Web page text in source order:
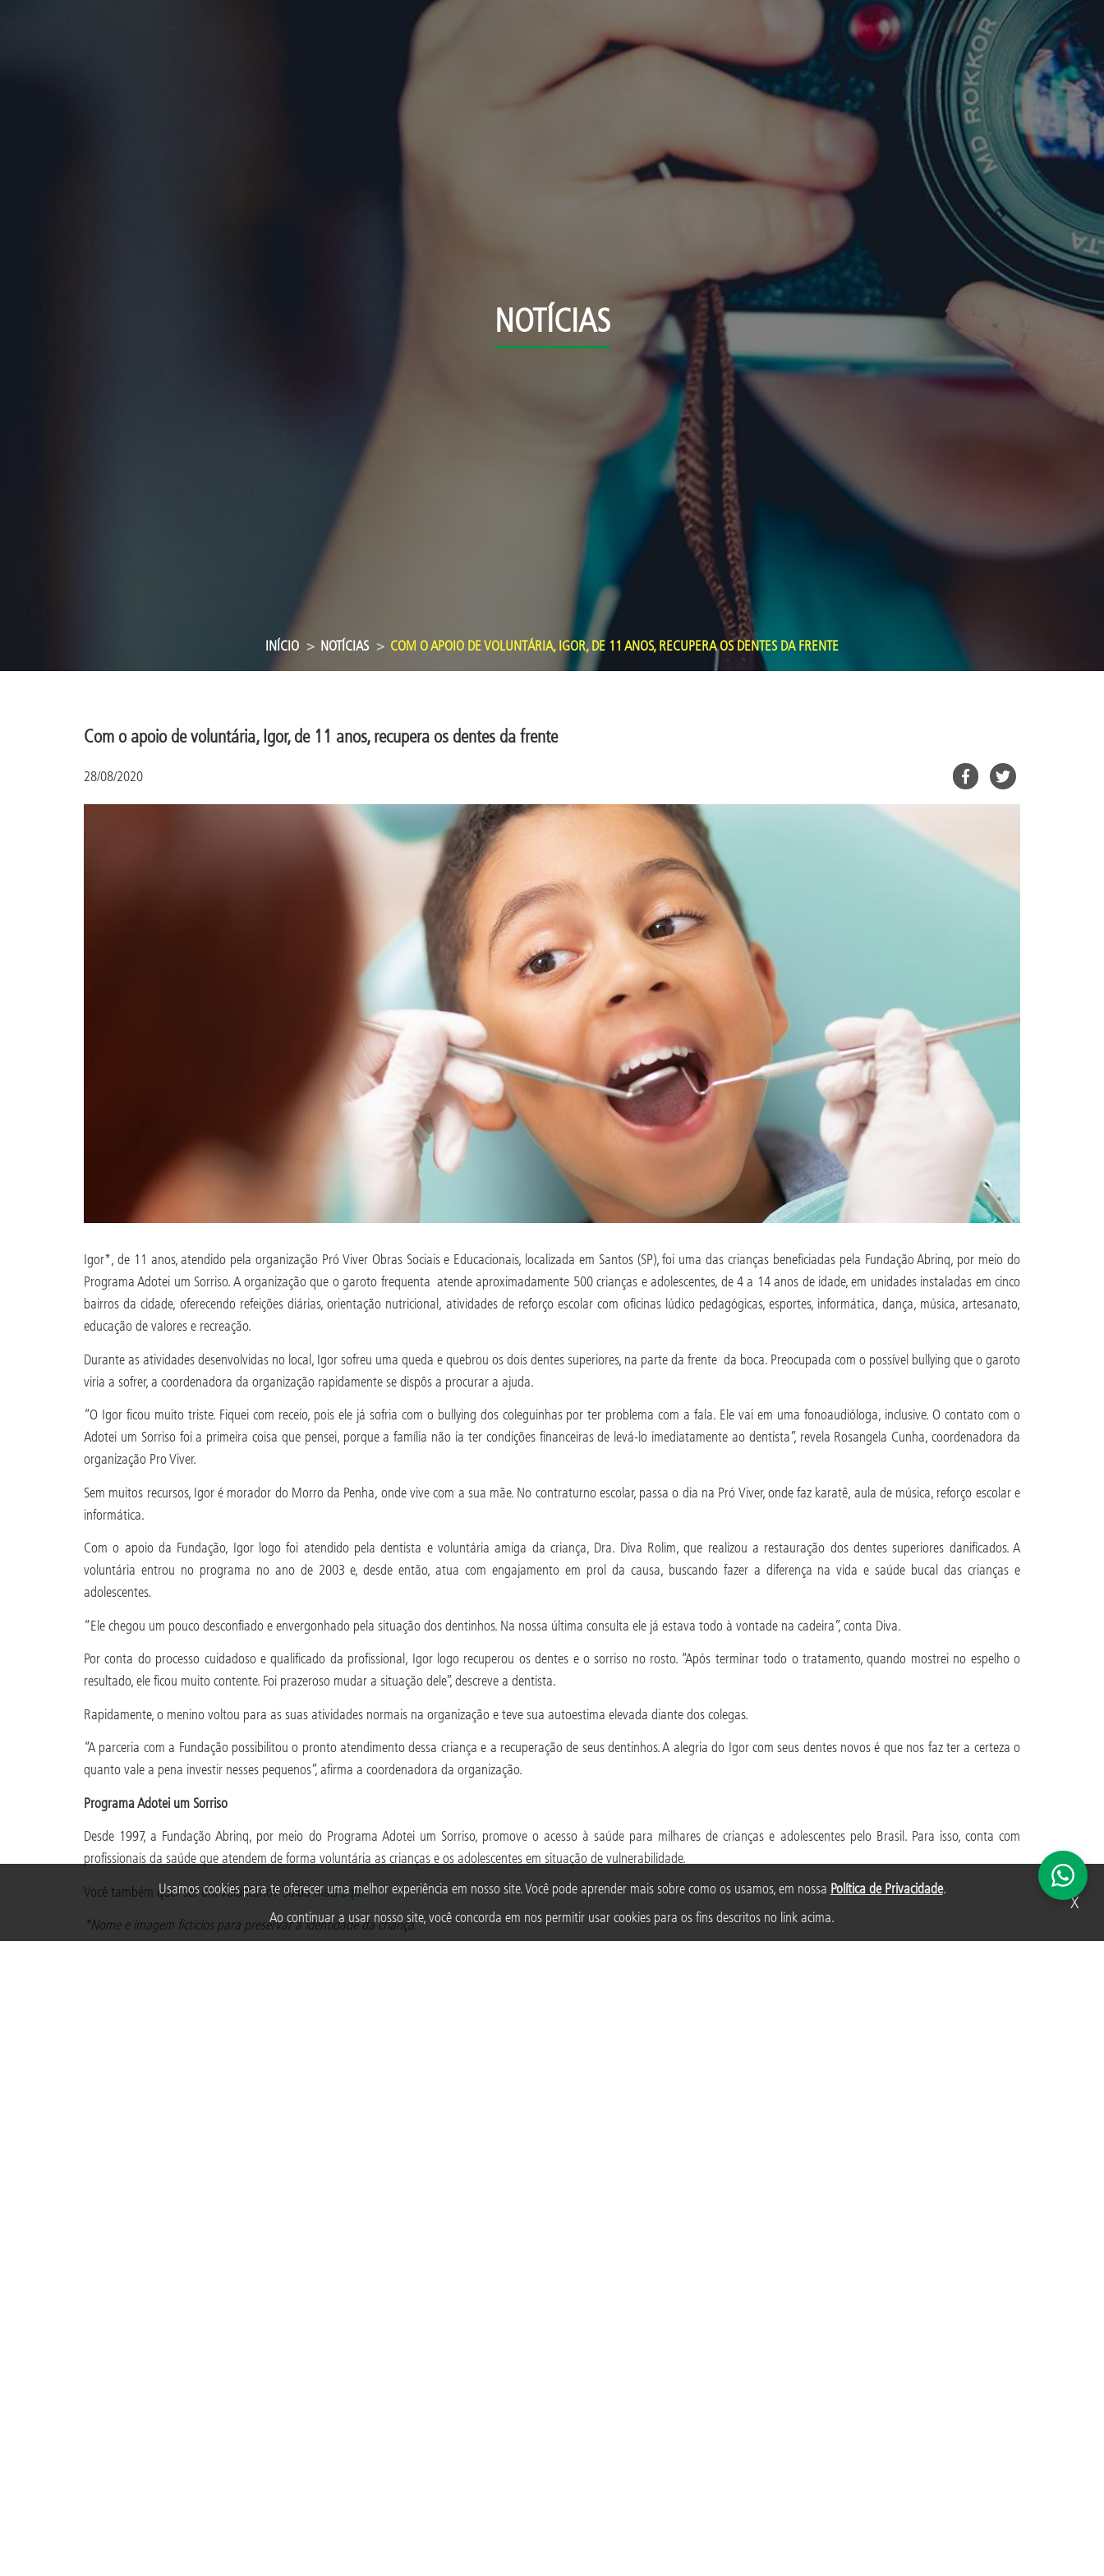
NOTÍCIAS
INÍCIO NOTÍCIAS COM O APOIO DE VOLUNTÁRIA, IGOR, DE 11 ANOS, RECUPERA OS DENTES DA FRENTE
Com o apoio de voluntária, Igor, de 11 anos, recupera os dentes da frente
Usamos cookies para te oferecer uma melhor experiência em nosso site. Você pode aprender mais sobre como os usamos, em nossa Política de Privacidade.
Ao continuar a usar nosso site, você concorda em nos permitir usar cookies para os fins descritos no link acima.
X
28/08/2020
Igor*, de 11 anos, atendido pela organização Pró Viver Obras Sociais e Educacionais, localizada em Santos (SP), foi uma das crianças beneficiadas pela Fundação Abrinq, por meio do
Programa Adotei um Sorriso. A organização que o garoto frequenta atende aproximadamente 500 crianças e adolescentes, de 4 a 14 anos de idade, em unidades instaladas em cinco
bairros da cidade, oferecendo refeições diárias, orientação nutricional, atividades de reforço escolar com oficinas lúdico pedagógicas, esportes, informática, dança, música, artesanato,
educação de valores e recreação.
Durante as atividades desenvolvidas no local, Igor sofreu uma queda e quebrou os dois dentes superiores, na parte da frente da boca. Preocupada com o possível bullying que o garoto
viria a sofrer, a coordenadora da organização rapidamente se dispôs a procurar a ajuda.
“O Igor ficou muito triste. Fiquei com receio, pois ele já sofria com o bullying dos coleguinhas por ter problema com a fala. Ele vai em uma fonoaudióloga, inclusive. O contato com o
Adotei um Sorriso foi a primeira coisa que pensei, porque a família não ia ter condições financeiras de levá-lo imediatamente ao dentista”, revela Rosangela Cunha, coordenadora da
organização Pro Viver.
Sem muitos recursos, Igor é morador do Morro da Penha, onde vive com a sua mãe. No contraturno escolar, passa o dia na Pró Viver, onde faz karatê, aula de música, reforço escolar e
informática.
Com o apoio da Fundação, Igor logo foi atendido pela dentista e voluntária amiga da criança, Dra. Diva Rolim, que realizou a restauração dos dentes superiores danificados. A
voluntária entrou no programa no ano de 2003 e, desde então, atua com engajamento em prol da causa, buscando fazer a diferença na vida e saúde bucal das crianças e
adolescentes.
“Ele chegou um pouco desconfiado e envergonhado pela situação dos dentinhos. Na nossa última consulta ele já estava todo à vontade na cadeira”, conta Diva.
Por conta do processo cuidadoso e qualificado da profissional, Igor logo recuperou os dentes e o sorriso no rosto. “Após terminar todo o tratamento, quando mostrei no espelho o
resultado, ele ficou muito contente. Foi prazeroso mudar a situação dele”, descreve a dentista.
Rapidamente, o menino voltou para as suas atividades normais na organização e teve sua autoestima elevada diante dos colegas.
“A parceria com a Fundação possibilitou o pronto atendimento dessa criança e a recuperação de seus dentinhos. A alegria do Igor com seus dentes novos é que nos faz ter a certeza o
quanto vale a pena investir nesses pequenos”, afirma a coordenadora da organização.
Programa Adotei um Sorriso
Desde 1997, a Fundação Abrinq, por meio do Programa Adotei um Sorriso, promove o acesso à saúde para milhares de crianças e adolescentes pelo Brasil. Para isso, conta com
profissionais da saúde que atendem de forma voluntária as crianças e os adolescentes em situação de vulnerabilidade.
Você também quer ser um voluntário? Saiba maisaqui.
*Nome e imagem fictícios para preservar a identidade da criança.